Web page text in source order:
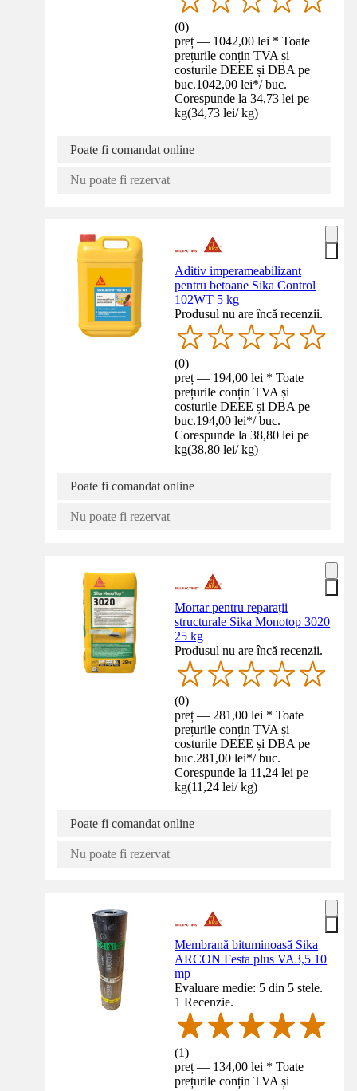
(0)
preț — 1042,00 lei * Toate
prețurile conțin TVA și
costurile DEEE și DBA pe
buc.1042,00 lei*/ buc.
Corespunde la 34,73 lei pe
kg(34,73 lei/ kg)
Poate fi comandat online
Nu poate fi rezervat
Aditiv imperameabilizant
pentru betoane Sika Control
102WT 5 kg
Produsul nu are încă recenzii.
(0)
preț — 194,00 lei * Toate
prețurile conțin TVA și
costurile DEEE și DBA pe
buc.194,00 lei*/ buc.
Corespunde la 38,80 lei pe
kg(38,80 lei/ kg)
Poate fi comandat online
Nu poate fi rezervat
Mortar pentru reparații
structurale Sika Monotop 3020
25 kg
Produsul nu are încă recenzii.
(0)
preț — 281,00 lei * Toate
prețurile conțin TVA și
costurile DEEE și DBA pe
buc.281,00 lei*/ buc.
Corespunde la 11,24 lei pe
kg(11,24 lei/ kg)
Poate fi comandat online
Nu poate fi rezervat
Membrană bituminoasă Sika
ARCON Festa plus VA3,5 10
mp
Evaluare medie: 5 din 5 stele.
1 Recenzie.
(1)
preț — 134,00 lei * Toate
prețurile conțin TVA și